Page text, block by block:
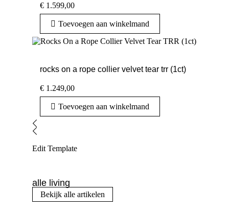
€ 1.599,00
Toevoegen aan winkelmand
rocks on a rope collier velvet tear trr (1ct)
€ 1.249,00
Toevoegen aan winkelmand
Edit Template
alle living
Bekijk alle artikelen